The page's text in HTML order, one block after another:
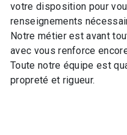
votre disposition pour
renseignements
Notre métier est avant
avec vous renforce
Toute notre équipe est
propreté et rigueur.